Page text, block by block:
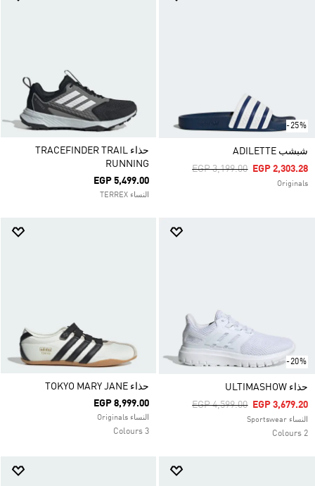
-25%
شبشب ADILETTE
Price Reduced From
EGP 3,199.00ToEGP 2,303.28
Originals
حذاء TRACEFINDER TRAIL
RUNNING
EGP 5,499.00
النساء TERREX
-20%
حذاء ULTIMASHOW
Price Reduced From
EGP 4,599.00ToEGP 3,679.20
النساء Sportswear
2 Colours
حذاء TOKYO MARY JANE
EGP 8,999.00
النساء Originals
3 Colours